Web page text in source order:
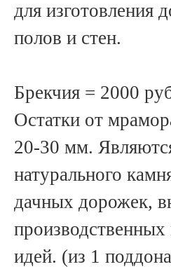
для изготовления
полов и стен.
Брекчия = 2000
Остатки от
20-30 мм.
натурального
дачных дорожек,
идей. (из 1